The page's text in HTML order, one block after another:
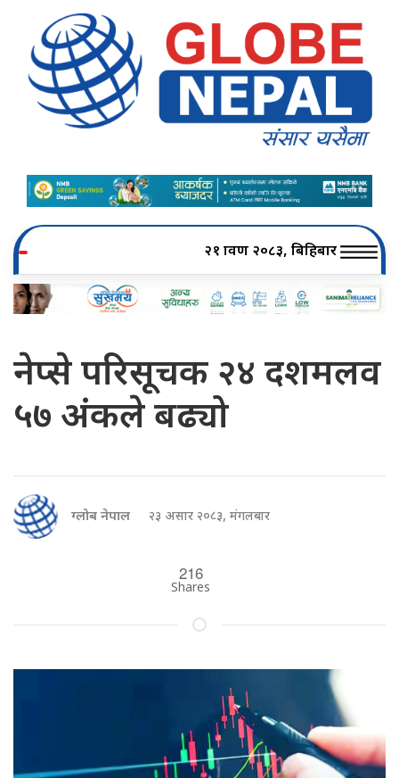
२१ श्रावण २०८३, बिहिबार
नेप्से परिसूचक २४ दशमलव
५७ अंकले बढ्यो
ग्लोब नेपाल २३ असार २०८३, मंगलबार
216
Shares